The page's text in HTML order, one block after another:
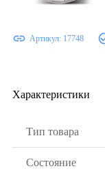
Артикул: 17748
Характеристики
Тип товара
Состояние